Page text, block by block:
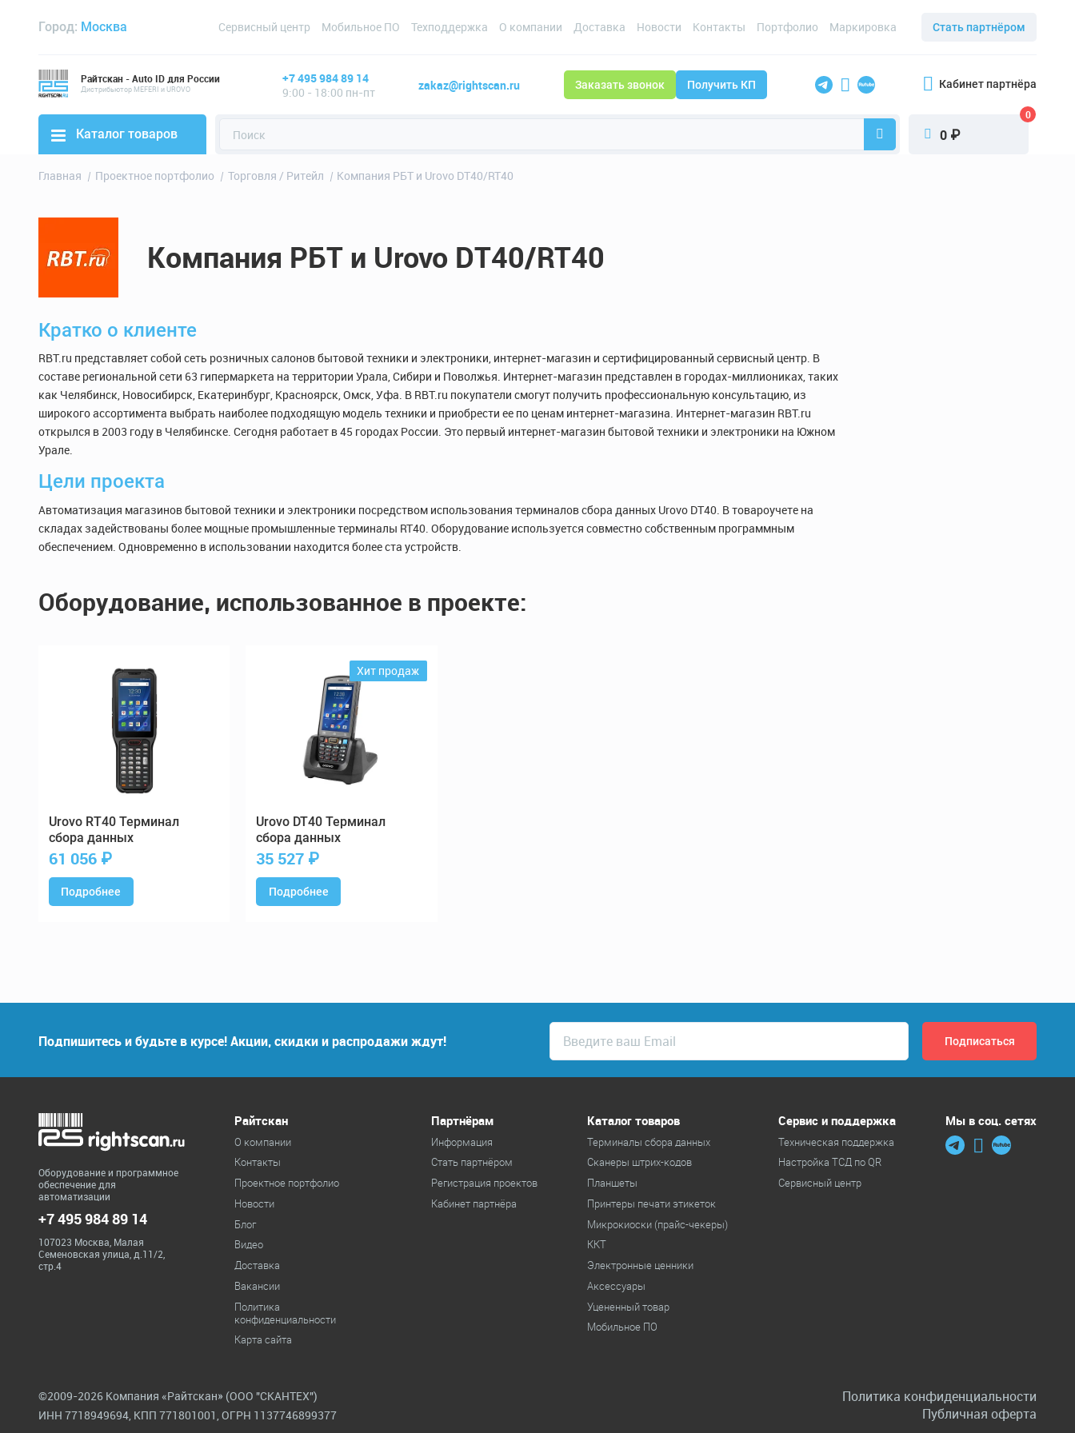
Город: Москва Сервисный центр Мобильное ПО Техподдержка О компании Доставка Новости Контакты Портфолио Маркировка Стать партнёром
Райтскан - Auto ID для России
Дистрибьютор MEFERI и UROVO
+7 495 984 89 14
9:00 - 18:00 пн-пт
zakaz@rightscan.ru Заказать звонок Получить КП Кабинет партнёра
Каталог товаров
0
0 ₽
Главная Проектное портфолио Торговля / Ритейл Компания РБТ и Urovo DT40/RT40
Компания РБТ и Urovo DT40/RT40
Кратко о клиенте
RBT.ru представляет собой сеть розничных салонов бытовой техники и электроники, интернет-магазин и сертифицированный сервисный центр. В
составе региональной сети 63 гипермаркета на территории Урала, Сибири и Поволжья. Интернет-магазин представлен в городах-миллиониках, таких
как Челябинск, Новосибирск, Екатеринбург, Красноярск, Омск, Уфа. В RBT.ru покупатели смогут получить профессиональную консультацию, из
широкого ассортимента выбрать наиболее подходящую модель техники и приобрести ее по ценам интернет-магазина. Интернет-магазин RBT.ru
открылся в 2003 году в Челябинске. Сегодня работает в 45 городах России. Это первый интернет-магазин бытовой техники и электроники на Южном
Урале.
Цели проекта
Автоматизация магазинов бытовой техники и электроники посредством использования терминалов сбора данных Urovo DT40. В товароучете на
складах задействованы более мощные промышленные терминалы RT40. Оборудование используется совместно собственным программным
обеспечением. Одновременно в использовании находится более ста устройств.
Оборудование, использованное в проекте:
RT40 Терминал
сбора данных
61 056 ₽
Подробнее
Хит продаж
DT40 Терминал
сбора данных
35 527 ₽
Подробнее
Подпишитесь и будьте в курсе! Акции, скидки и распродажи ждут!
Оборудование и программное
обеспечение для
автоматизации
+7 495 984 89 14
107023 Москва, Малая
Семеновская улица, д.11/2,
стр.4
Райтскан
О компании
Контакты
Проектное портфолио
Новости
Блог
Видео
Доставка
Вакансии
Политика
конфиденциальности
Карта сайта
Партнёрам
Информация
Стать партнёром
Регистрация проектов
Кабинет партнёра
Каталог товаров
Терминалы сбора данных
Cканеры штрих-кодов
Планшеты
Принтеры печати этикеток
Микрокиоски (прайс-чекеры)
ККТ
Электронные ценники
Аксессуары
Уцененный товар
Мобильное ПО
Сервис и поддержка
Техническая поддержка
Настройка ТСД по QR
Сервисный центр
Мы в соц. сетях
©2009-2026 Компания «Райтскан» (ООО "СКАНТЕХ") Политика конфиденциальности
ИНН 7718949694, КПП 771801001, ОГРН 1137746899377 Публичная оферта